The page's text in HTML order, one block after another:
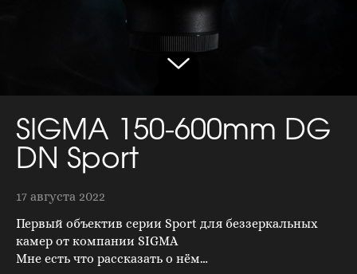
SIGMA 150-600mm DG
DN Sport
17 августа 2022
Первый объектив серии Sport для беззеркальных
камер от компании SIGMA
Мне есть что рассказать о нём…